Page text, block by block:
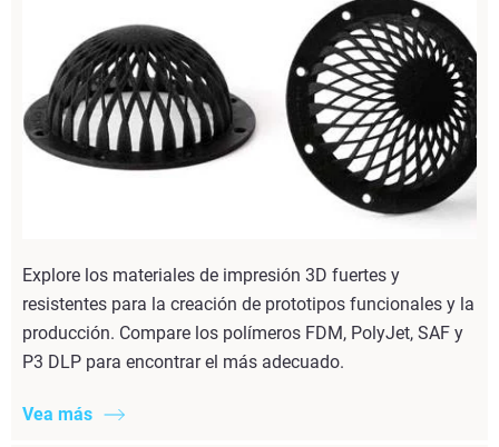
Explore los materiales de impresión 3D fuertes y
resistentes para la creación de prototipos funcionales y la
producción. Compare los polímeros FDM, PolyJet, SAF y
P3 DLP para encontrar el más adecuado.
Vea más